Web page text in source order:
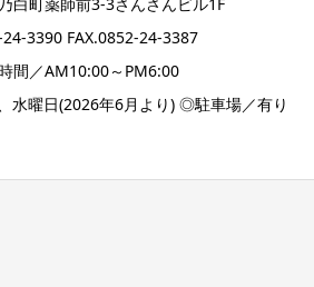
3390FAX.0852-24-3387
間／AM10:00～PM6:00
水曜日(2026年6月より) ◎駐車場／有り